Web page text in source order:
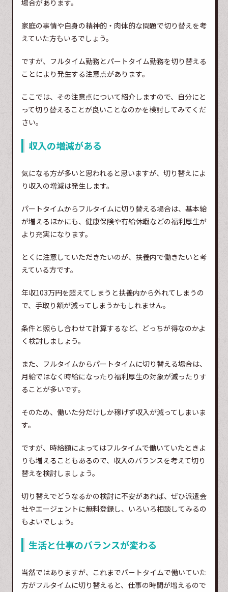
場合があります。
家庭の事情や自身の精神的・肉体的な問題で切り替えを考
えていた方もいるでしょう。
ですが、フルタイム勤務とパートタイム勤務を切り替える
ことにより発生する注意点があります。
ここでは、その注意点について紹介しますので、自分にと
って切り替えることが良いことなのかを検討してみてくだ
さい。
収入の増減がある
気になる方が多いと思われると思いますが、切り替えによ
り収入の増減は発生します。
パートタイムからフルタイムに切り替える場合は、基本給
が増えるほかにも、健康保険や有給休暇などの福利厚生が
より充実になります。
とくに注意していただきたいのが、扶養内で働きたいと考
えている方です。
年収103万円を超えてしまうと扶養内から外れてしまうの
で、手取り額が減ってしまうかもしれません。
条件と照らし合わせて計算するなど、どっちが得なのかよ
く検討しましょう。
また、フルタイムからパートタイムに切り替える場合は、
月給ではなく時給になったり福利厚生の対象が減ったりす
ることが多いです。
そのため、働いた分だけしか稼げず収入が減ってしまいま
す。
ですが、時給額によってはフルタイムで働いていたときよ
りも増えることもあるので、収入のバランスを考えて切り
替えを検討しましょう。
切り替えでどうなるかの検討に不安があれば、ぜひ派遣会
社やエージェントに無料登録し、いろいろ相談してみるの
もよいでしょう。
生活と仕事のバランスが変わる
当然ではありますが、これまでパートタイムで働いていた
方がフルタイムに切り替えると、仕事の時間が増えるので